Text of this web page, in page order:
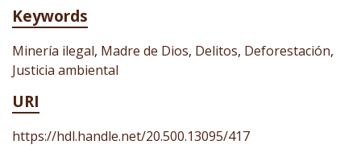
Keywords
Minería ilegal, Madre de Dios, Delitos, Deforestación,
Justicia ambiental
URI
https://hdl.handle.net/20.500.13095/417